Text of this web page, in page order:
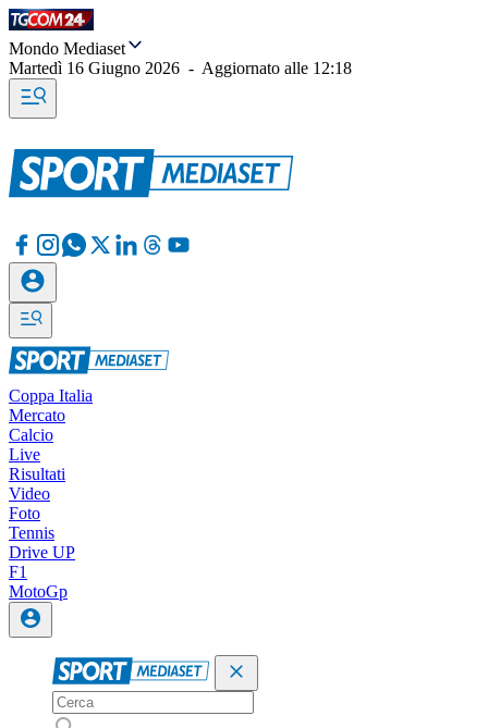
Mondo Mediaset
Martedì 16 Giugno 2026 - Aggiornato alle 12:18
Coppa Italia
Mercato
Calcio
Live
Risultati
Video
Foto
Tennis
Drive UP
F1
MotoGp